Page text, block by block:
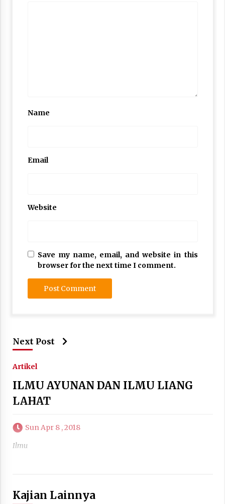
Name
Email
Website
Save my name, email, and website in this
browser for the next time I comment.
Next Post
Artikel
ILMU AYUNAN DAN ILMU LIANG
LAHAT
Sun Apr 8 , 2018
Ilmu
Kajian Lainnya